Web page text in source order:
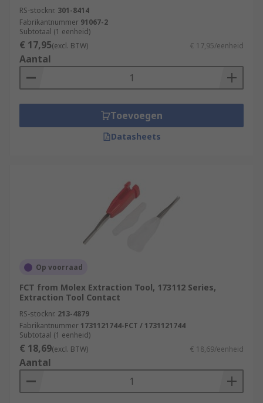
RS-stocknr. 301-8414
Fabrikantnummer 91067-2
Subtotaal (1 eenheid)
€ 17,95(excl. BTW) € 17,95/eenheid
Aantal
Toevoegen
Datasheets
Op voorraad
FCT from Molex Extraction Tool, 173112 Series,
Extraction Tool Contact
RS-stocknr. 213-4879
Fabrikantnummer 1731121744-FCT / 1731121744
Subtotaal (1 eenheid)
€ 18,69(excl. BTW) € 18,69/eenheid
Aantal